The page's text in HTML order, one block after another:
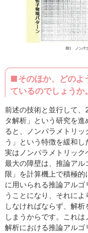
■そのほか、どのよ
ているのでしょうか。
前述の技術と並行して
タ解析」という研究を
ると、ノンパラメトリ
う」という特徴を緩和し
実はノンパラメトリッ
最大の障壁は、推論ア
限」を計算機上で積極
に用いられる推論アル
うことになり、それに
しなければならず、解
しまうからです。これ
解析における推論アル